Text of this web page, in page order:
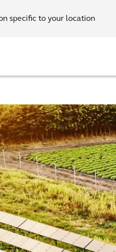
specific to your location